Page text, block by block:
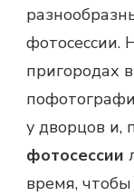
фотосессии.
пригородах
у дворцов и,
фотосессии
время,